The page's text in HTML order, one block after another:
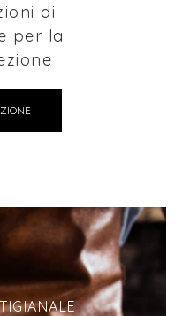
di
per la